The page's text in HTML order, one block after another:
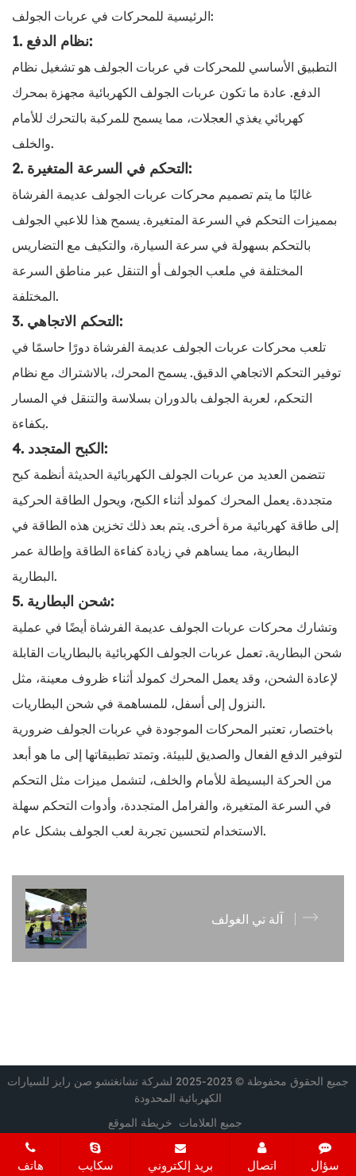
الرئيسية للمحركات في عربات الجولف:
1. نظام الدفع:
التطبيق الأساسي للمحركات في عربات الجولف هو تشغيل نظام
الدفع. عادة ما تكون عربات الجولف الكهربائية مجهزة بمحرك
كهربائي يغذي العجلات، مما يسمح للمركبة بالتحرك للأمام
والخلف.
2. التحكم في السرعة المتغيرة:
غالبًا ما يتم تصميم محركات عربات الجولف عديمة الفرشاة
بمميزات التحكم في السرعة المتغيرة. يسمح هذا للاعبي الجولف
بالتحكم بسهولة في سرعة السيارة، والتكيف مع التضاريس
المختلفة في ملعب الجولف أو التنقل عبر مناطق السرعة
المختلفة.
3. التحكم الاتجاهي:
تلعب محركات عربات الجولف عديمة الفرشاة دورًا حاسمًا في
توفير التحكم الاتجاهي الدقيق. يسمح المحرك، بالاشتراك مع نظام
التحكم، لعربة الجولف بالدوران بسلاسة والتنقل في المسار
بكفاءة.
4. الكبح المتجدد:
تتضمن العديد من عربات الجولف الكهربائية الحديثة أنظمة كبح
متجددة. يعمل المحرك كمولد أثناء الكبح، ويحول الطاقة الحركية
إلى طاقة كهربائية مرة أخرى. يتم بعد ذلك تخزين هذه الطاقة في
البطارية، مما يساهم في زيادة كفاءة الطاقة وإطالة عمر
البطارية.
5. شحن البطارية:
وتشارك محركات عربات الجولف عديمة الفرشاة أيضًا في عملية
شحن البطارية. تعمل عربات الجولف الكهربائية بالبطاريات القابلة
لإعادة الشحن، وقد يعمل المحرك كمولد أثناء ظروف معينة، مثل
النزول إلى أسفل، للمساهمة في شحن البطاريات.
باختصار، تعتبر المحركات الموجودة في عربات الجولف ضرورية
لتوفير الدفع الفعال والصديق للبيئة. وتمتد تطبيقاتها إلى ما هو أبعد
من الحركة البسيطة للأمام والخلف، لتشمل ميزات مثل التحكم
في السرعة المتغيرة، والفرامل المتجددة، وأدوات التحكم سهلة
الاستخدام لتحسين تجربة لعب الجولف بشكل عام.
آلة تي الغولف
جميع الحقوق محفوظة © 2023-2025 لشركة تشانغتشو صن رايز للسيارات
الكهربائية المحدودة
خريطة الموقع جميع العلامات
هاتف سكايب بريد إلكتروني اتصال سؤال